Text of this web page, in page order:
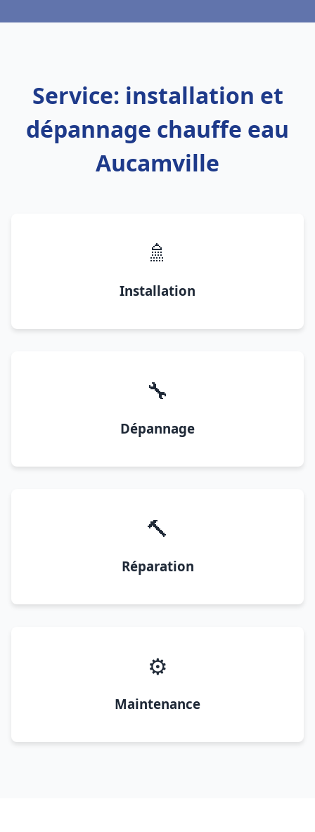
Service: installation et
dépannage chauffe eau
Aucamville
🚿
Installation
🔧
Dépannage
🔨
Réparation
⚙️
Maintenance